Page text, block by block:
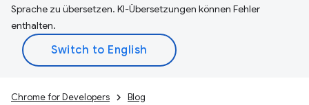
Sprache zu übersetzen. KI-Übersetzungen können Fehler
enthalten.
Chrome for Developers Blog